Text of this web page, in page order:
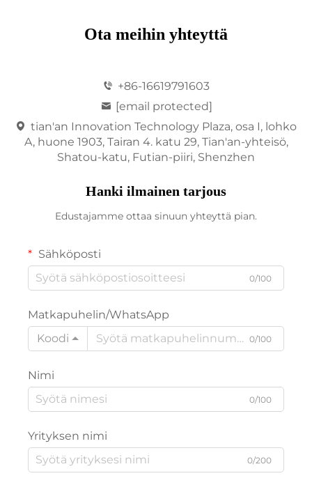
Ota meihin yhteyttä
+86-16619791603
[email protected]
tian'an Innovation Technology Plaza, osa I, lohko
A, huone 1903, Tairan 4. katu 29, Tian'an-yhteisö,
Shatou-katu, Futian-piiri, Shenzhen
Hanki ilmainen tarjous
Edustajamme ottaa sinuun yhteyttä pian.
Sähköposti
0/100
Matkapuhelin/WhatsApp
Koodi
0/100
Nimi
0/100
Yrityksen nimi
0/200